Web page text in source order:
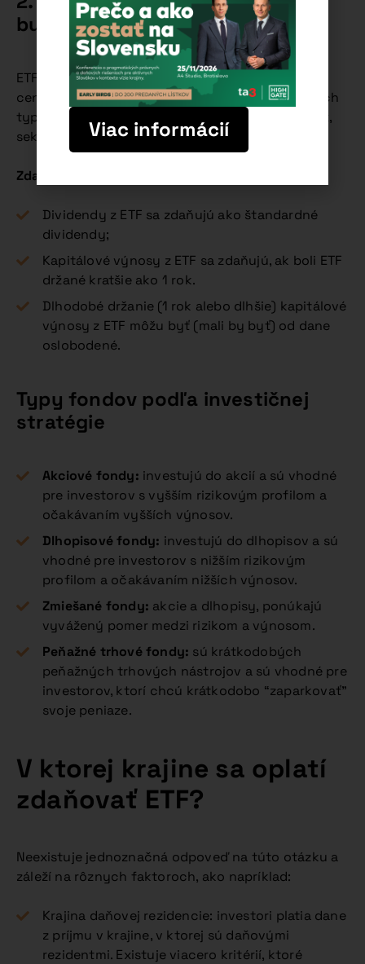
burze)
ETF sú fondy, ktoré sa obchodujú na burze
cenných papierov ako akcie. Investujú do rôznych
typov cenných papierov a sledujú vybraný index,
sektor alebo komoditi.
Zdaňovanie ETF:
Dividendy z ETF sa zdaňujú ako štandardné
dividendy;
Kapitálové výnosy z ETF sa zdaňujú, ak boli ETF
držané kratšie ako 1 rok.
Dlhodobé držanie (1 rok alebo dlhšie) kapitálové
výnosy z ETF môžu byť (mali by byť) od dane
oslobodené.
Typy fondov podľa investičnej
stratégie
Akciové fondy: investujú do akcií a sú vhodné
pre investorov s vyšším rizikovým profilom a
očakávaním vyšších výnosov.
Dlhopisové fondy: investujú do dlhopisov a sú
vhodné pre investorov s nižším rizikovým
profilom a očakávaním nižších výnosov.
Zmiešané fondy: akcie a dlhopisy, ponúkajú
vyvážený pomer medzi rizikom a výnosom.
Peňažné trhové fondy: sú krátkodobých
peňažných trhových nástrojov a sú vhodné pre
investorov, ktorí chcú krátkodobo “zaparkovať”
svoje peniaze.
V ktorej krajine sa oplatí
zdaňovať ETF?
Neexistuje jednoznačná odpoveď na túto otázku a
záleží na rôznych faktoroch, ako napríklad:
Krajina daňovej rezidencie: investori platia dane
z príjmu v krajine, v ktorej sú daňovými
rezidentmi. Existuje viacero kritérií, ktoré
Viac informácií